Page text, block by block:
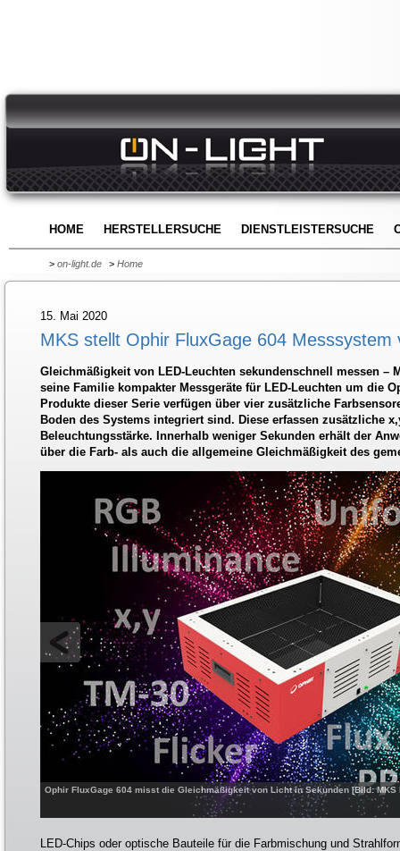
HOME HERSTELLERSUCHE DIENSTLEISTERSUCHE
> on-light.de > Home
15. Mai 2020
MKS stellt Ophir FluxGage 604 Messsystem
Gleichmäßigkeit von LED-Leuchten sekundenschnell messen –
seine Familie kompakter Messgeräte für LED-Leuchten um die
Produkte dieser Serie verfügen über vier zusätzliche
Boden des Systems integriert sind. Diese erfassen zusätzliche
Beleuchtungsstärke. Innerhalb weniger Sekunden erhält der
über die Farb- als auch die allgemeine Gleichmäßigkeit des
Ophir FluxGage 604 misst die Gleichmäßigkeit von Licht in Sekunden [Bild: MKS
LED-Chips oder optische Bauteile für die Farbmischung und